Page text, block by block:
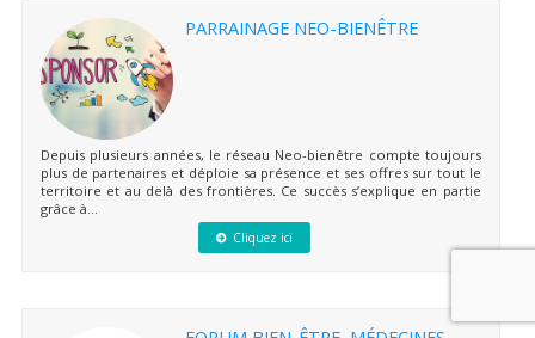
PARRAINAGE NEO-BIENÊTRE
Depuis plusieurs années, le réseau Neo-bienêtre compte toujours
plus de partenaires et déploie sa présence et ses offres sur tout le
territoire et au delà des frontières. Ce succès s’explique en partie
grâce à...
Cliquez ici